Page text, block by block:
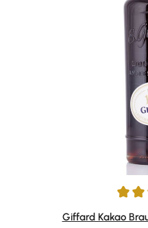
Durchschnittliche
Giffard Kakao